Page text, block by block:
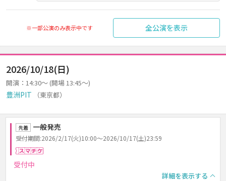
※一部公演のみ表示中です 全公演を表示
2026/10/18(日)
開演：14:30～ (開場 13:45～)
豊洲PIT （東京都）
先着 一般発売
受付期間:2026/2/17(火)10:00～2026/10/17(土)23:59
受付中
詳細を表示する